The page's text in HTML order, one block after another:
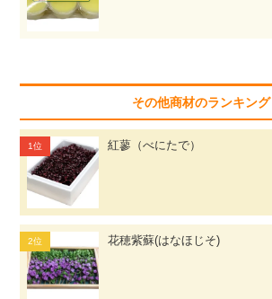
その他商材のランキング
紅蓼（べにたで）
花穂紫蘇(はなほじそ)